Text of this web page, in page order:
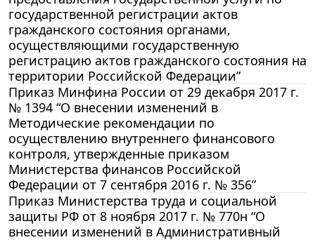
государственной регистрации актов
гражданского состояния органами,
осуществляющими государственную
регистрацию актов гражданского состояния на
территории Российской Федерации”
Приказ Минфина России от 29 декабря 2017 г.
№ 1394 “О внесении изменений в
Методические рекомендации по
осуществлению внутреннего финансового
контроля, утвержденные приказом
Министерства финансов Российской
Федерации от 7 сентября 2016 г. № 356”
Приказ Министерства труда и социальной
защиты РФ от 8 ноября 2017 г. № 770н “О
внесении изменений в Административный